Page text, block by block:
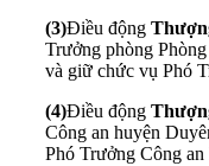
(3)Điều động
Trưởng phòng
và giữ chức vụ Phó
(4)Điều động
Công an huyện
Phó Trưởng Công an